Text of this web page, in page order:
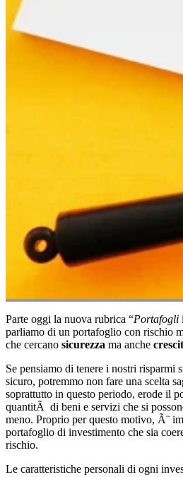
Parte oggi la nuova rubrica “Portafogli
parliamo di un portafoglio con rischio
che cercano sicurezza ma anche
Se pensiamo di tenere i nostri risparmi
sicuro, potremmo non fare una scelta
soprattutto in questo periodo, erode il
quantitÃ di beni e servizi che si
meno. Proprio per questo motivo, Ã¨
portafoglio di investimento che sia
rischio.
Le caratteristiche personali di ogni